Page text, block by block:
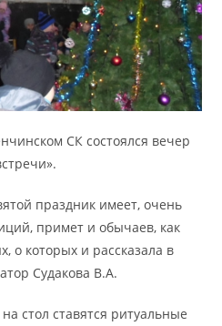
СК состоялся вечер
праздник имеет, очень
примет и обычаев, как
о которых и рассказала в
Судакова В.А.
стол ставятся ритуальные